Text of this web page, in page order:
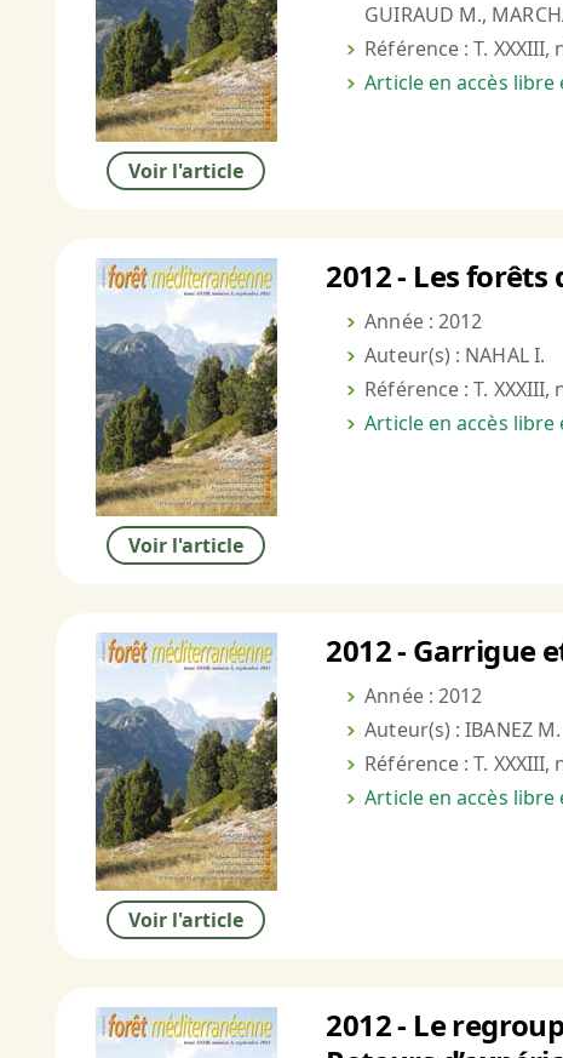
Voir l'article
GUIRAUD M.,
Référence : T. XXXIII,
Article en accès
Voir l'article
2012 - Les
Année : 2012
Auteur(s) : NAHAL I.
Référence : T. XXXIII,
Article en accès
Voir l'article
2012 - Garrigue
Année : 2012
Auteur(s) : IBANEZ M.
Référence : T. XXXIII,
Article en accès
2012 - Le